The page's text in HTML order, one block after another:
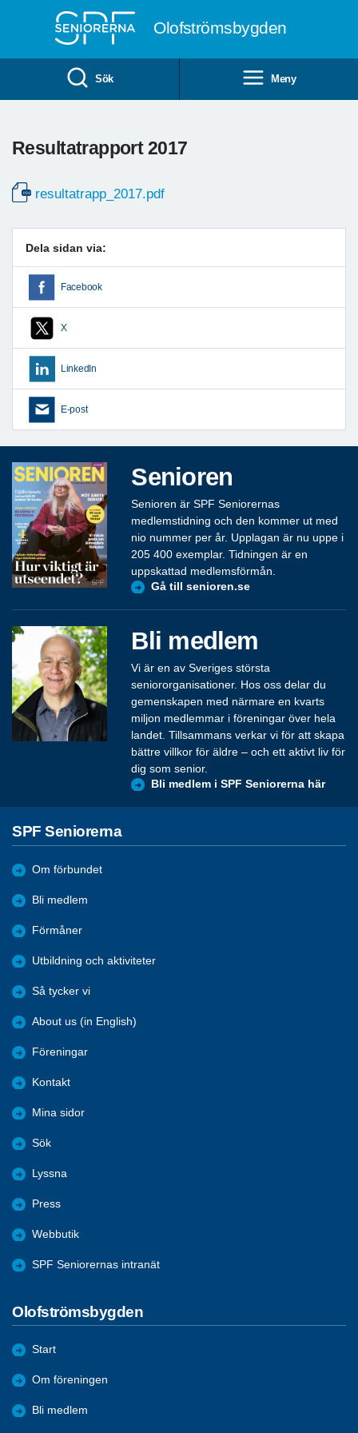
Olofströmsbygden
Sök Meny
Resultatrapport 2017
resultatrapp_2017.pdf
Dela sidan via:
Facebook
X
LinkedIn
E-post
Senioren
Senioren är SPF Seniorernas
medlemstidning och den kommer ut med
nio nummer per år. Upplagan är nu uppe i
205 400 exemplar. Tidningen är en
uppskattad medlemsförmån.
Gå till senioren.se
Bli medlem
Vi är en av Sveriges största
seniororganisationer. Hos oss delar du
gemenskapen med närmare en kvarts
miljon medlemmar i föreningar över hela
landet. Tillsammans verkar vi för att skapa
bättre villkor för äldre – och ett aktivt liv för
dig som senior.
Bli medlem i SPF Seniorerna här
SPF Seniorerna
Om förbundet
Bli medlem
Förmåner
Utbildning och aktiviteter
Så tycker vi
About us (in English)
Föreningar
Kontakt
Mina sidor
Sök
Lyssna
Press
Webbutik
SPF Seniorernas intranät
Olofströmsbygden
Start
Om föreningen
Bli medlem